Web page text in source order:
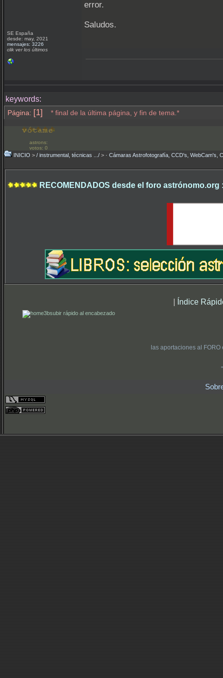
SE España
desde: may, 2021
mensajes: 3226
clik ver los últimos
error.
Saludos.
keywords:
Página: [1] * final de la última página, y fin de tema.*
astrons:
votos: 0
INICIO > / instrumental, técnicas .../ > · Cámaras Astrofotografía, CCD's, WebCam's,
RECOMENDADOS desde el foro astrónomo.org
| Índice
subir rápido al encabezado
las aportaciones al